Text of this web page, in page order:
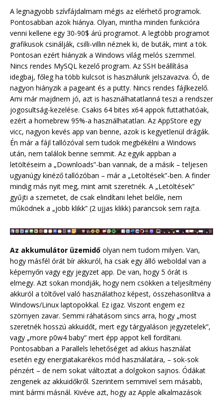
A legnagyobb szívfájdalmam mégis az elérhető programok.
Pontosabban azok hiánya. Olyan, mintha minden funkcióra
venni kellene egy 30-90$ árú programot. A legtöbb programot
grafikusok csinálják, csilli-villin néznek ki, de buták, mint a tök.
Pontosan ezért hiányzik a Windows világ melós szemmel.
Nincs rendes MySQL kezelő program. Az SSH beállítása
idegbaj, főleg ha több kulcsot is használunk jelszavazva. Ó, de
nagyon hiányzik a pageant és a putty. Nincs rendes fájlkezelő.
Ami már majdnem jó, azt is használhatatlanná teszi a rendszer
jogosultság-kezelése. Csakis 64 bites x64 appok futtathatóak,
ezért a homebrew 95%-a használhatatlan. Az AppStore egy
vicc, nagyon kevés app van benne, azok is kegyetlenül drágák.
Én már a fájl tallózóval sem tudok megbékélni a Windows
után, nem találok benne semmit. Az egyik appban a
letöltéseim a „Downloads”-ban vannak, de a másik – teljesen
ugyanúgy kinéző tallózóban – már a „Letöltések”-ben. A finder
mindig más nyit meg, mint amit szeretnék. A „Letöltések”
gyűjti a szemetet, de csak elindítani lehet belőle, nem
működnek a „jobb klikk” (2 ujjas klikk) parancsok sem rajta.
Az akkumulátor üzemidő olyan nem tudom milyen. Van,
hogy másfél órát bír akkuról, ha csak egy álló weboldal van a
képernyőn vagy egy jegyzet app. De van, hogy 5 órát is
elmegy. Azt sokan mondják, hogy nem csökken a teljesítmény
akkuról a töltővel való használathoz képest, összehasonlítva a
Windows/Linux laptopokkal. Ez igaz. Viszont engem ez
szörnyen zavar. Semmi ráhatásom sincs arra, hogy „most
szeretnék hosszú akkuidőt, mert egy tárgyaláson jegyzetelek”,
vagy „more p0w4 baby” mert épp appot kell fordítani.
Pontosabban a Parallels lehetőséget ad akkus használat
esetén egy energiatakarékos mód használatára, – sok-sok
pénzért – de nem sokat változtat a dolgokon sajnos. Ódákat
zengenek az akkuidőkről. Szerintem semmivel sem másabb,
mint bármi másnál. Kivéve azt, hogy az Apple alkalmazások